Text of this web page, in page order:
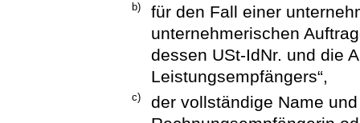
b)
für den Fall einer
unternehmerischen
dessen USt-IdNr. und die
Leistungsempfängers“,
c)
der vollständige Name